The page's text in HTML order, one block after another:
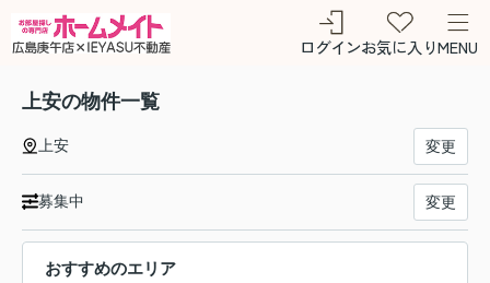
ログインお気に入りMENU
上安の物件一覧
上安 変更
募集中 変更
おすすめのエリア